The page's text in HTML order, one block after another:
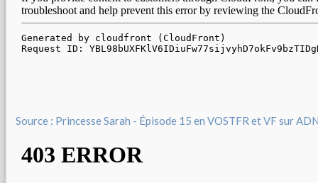
Source : Princesse Sarah - Épisode 15 en VOSTFR et VF sur